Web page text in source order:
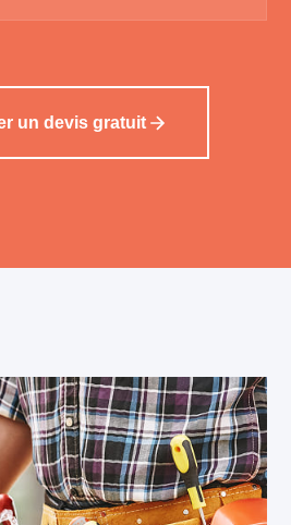
un devis gratuit